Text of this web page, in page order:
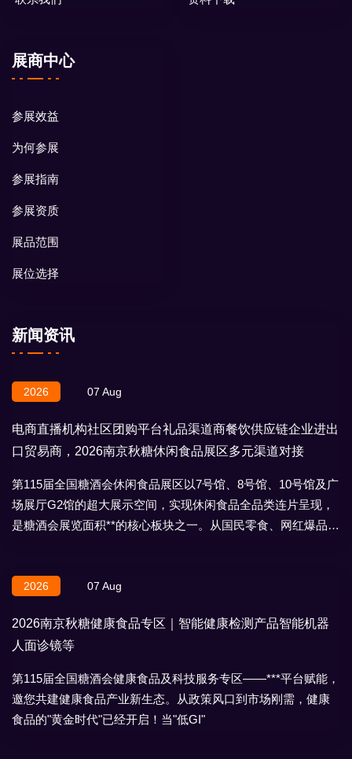
展商中心
参展效益
为何参展
参展指南
参展资质
展品范围
展位选择
新闻资讯
2026 07 Aug
电商直播机构社区团购平台礼品渠道商餐饮供应链企业进出
口贸易商，2026南京秋糖休闲食品展区多元渠道对接
第115届全国糖酒会休闲食品展区以7号馆、8号馆、10号馆及广
场展厅G2馆的超大展示空间，实现休闲食品全品类连片呈现，
是糖酒会展览面积**的核心板块之一。从国民零食、网红爆品到
2026 07 Aug
2026南京秋糖健康食品专区｜智能健康检测产品智能机器
人面诊镜等
第115届全国糖酒会健康食品及科技服务专区——***平台赋能，
邀您共建健康食品产业新生态。从政策风口到市场刚需，健康
食品的"黄金时代"已经开启！当"低GI"